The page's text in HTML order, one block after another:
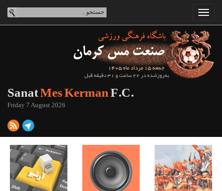
جمعه 15 مرداد ماه 1405
به‌روزشده در 22 ساعت و 31 دقیقه قبل
SanatMes KermanF.C.
Friday 7 August 2026